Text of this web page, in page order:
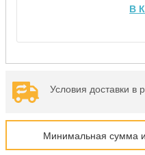
В
Условия доставки в
Минимальная сумма